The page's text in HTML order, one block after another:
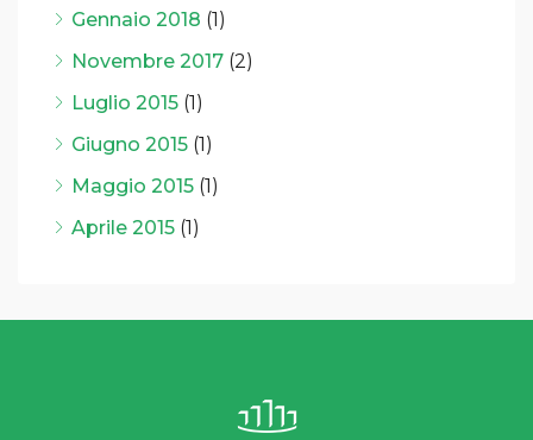
Gennaio 2018 (1)
Novembre 2017 (2)
Luglio 2015 (1)
Giugno 2015 (1)
Maggio 2015 (1)
Aprile 2015 (1)